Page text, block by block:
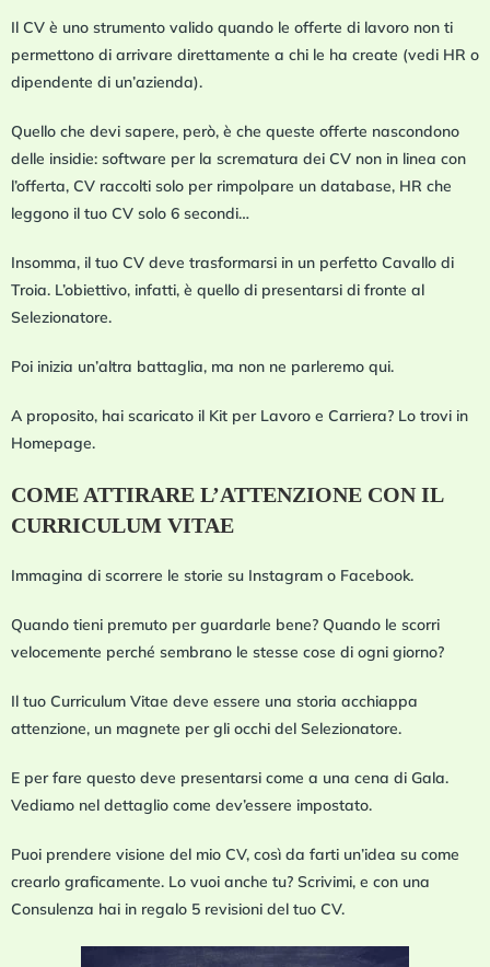
Il CV è uno strumento valido quando le offerte di lavoro non ti
permettono di arrivare direttamente a chi le ha create (vedi HR o
dipendente di un’azienda).
Quello che devi sapere, però, è che queste offerte nascondono
delle insidie: software per la scrematura dei CV non in linea con
l’offerta, CV raccolti solo per rimpolpare un database, HR che
leggono il tuo CV solo 6 secondi…
Insomma, il tuo CV deve trasformarsi in un perfetto Cavallo di
Troia. L’obiettivo, infatti, è quello di presentarsi di fronte al
Selezionatore.
Poi inizia un’altra battaglia, ma non ne parleremo qui.
A proposito, hai scaricato il Kit per Lavoro e Carriera? Lo trovi in
Homepage.
COME ATTIRARE L’ATTENZIONE CON IL
CURRICULUM VITAE
Immagina di scorrere le storie su Instagram o Facebook.
Quando tieni premuto per guardarle bene? Quando le scorri
velocemente perché sembrano le stesse cose di ogni giorno?
Il tuo Curriculum Vitae deve essere una storia acchiappa
attenzione, un magnete per gli occhi del Selezionatore.
E per fare questo deve presentarsi come a una cena di Gala.
Vediamo nel dettaglio come dev’essere impostato.
Puoi prendere visione del mio CV, così da farti un’idea su come
crearlo graficamente. Lo vuoi anche tu? Scrivimi, e con una
Consulenza hai in regalo 5 revisioni del tuo CV.